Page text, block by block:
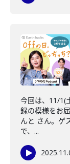
今回は、11/1(
録の模様をお
んと さん。ゲ
で、...